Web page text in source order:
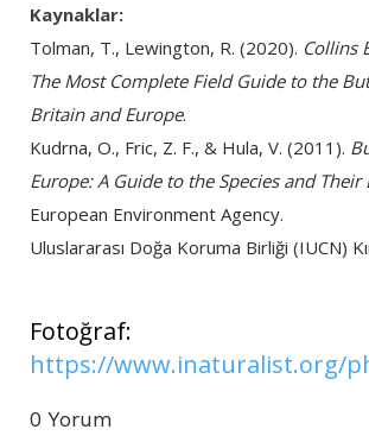
Kaynaklar:
Tolman, T., Lewington, R. (2020). Collins
The Most Complete Field Guide to the
Britain and Europe.
Kudrna, O., Fric, Z. F., & Hula, V. (2011).
Europe: A Guide to the Species and
European Environment Agency.
Uluslararası Doğa Koruma Birliği (IUCN)
Fotoğraf:
https://www.inaturalist.org/
0 Yorum